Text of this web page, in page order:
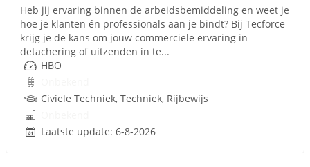
Heb jij ervaring binnen de arbeidsbemiddeling en weet je
hoe je klanten én professionals aan je bindt? Bij Tecforce
krijg je de kans om jouw commerciële ervaring in
detachering of uitzenden in te...
HBO
Civiele Techniek, Techniek, Rijbewijs
Laatste update: 6-8-2026